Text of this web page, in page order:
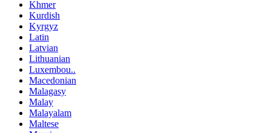
Khmer
Kurdish
Kyrgyz
Latin
Latvian
Lithuanian
Luxembou..
Macedonian
Malagasy
Malay
Malayalam
Maltese